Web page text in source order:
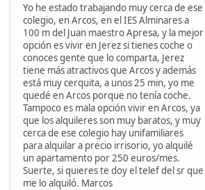
Yo he estado trabajando muy cerca de ese
colegio, en Arcos, en el IES Alminares a
100 m del Juan maestro Apresa, y la mejor
opción es vivir en Jerez si tienes coche o
conoces gente que lo comparta, Jerez
tiene más atractivos que Arcos y además
está muy cerquita, a unos 25 min, yo me
quedé en Arcos porque no tenía coche.
Tampoco es mala opción vivir en Arcos, ya
que los alquileres son muy baratos, y muy
cerca de ese colegio hay unifamiliares
para alquilar a precio irrisorio, yo alquilé
un apartamento por 250 euros/mes.
Suerte, si quieres te doy el telef del sr que
me lo alquiló. Marcos